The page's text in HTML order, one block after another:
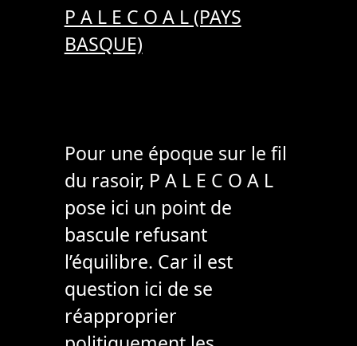
P A L E C O A L (PAYS
BASQUE)
Pour une époque sur le fil
du rasoir, P A L E C O A L
pose ici un point de
bascule refusant
l’équilibre. Car il est
question ici de se
réapproprier